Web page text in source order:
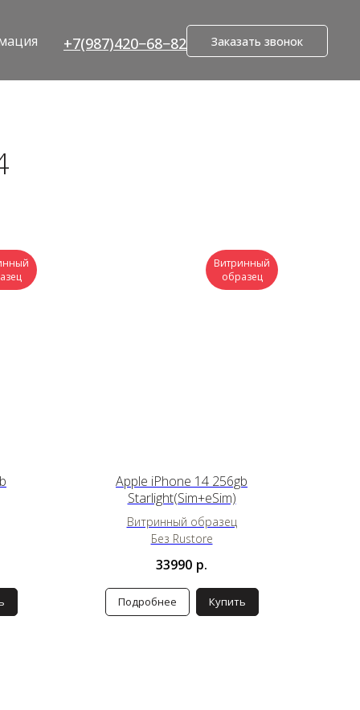
+7(987)420−68−82 Заказать звонок
Витринный
образец
Apple iPhone 14 256gb
Starlight(Sim+eSim)
Витринный образец
Без Rustore
33990 р.
Подробнее Купить